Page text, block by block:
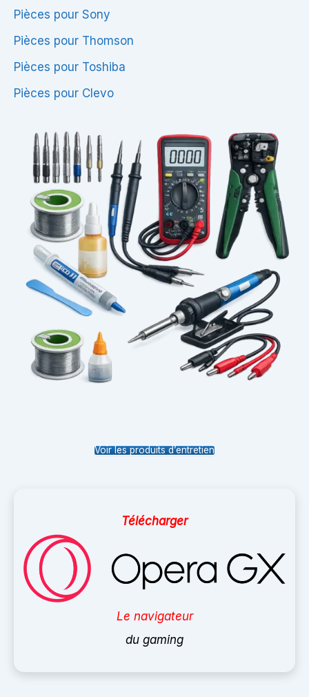
Pièces pour Sony
Pièces pour Thomson
Pièces pour Toshiba
Pièces pour Clevo
Voir les produits d’entretien
Télécharger
Le navigateur
du gaming